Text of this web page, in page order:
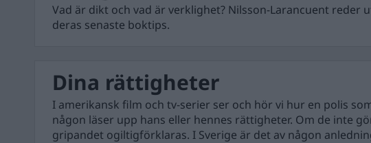
Vad är dikt och vad är verklighet? Nilsson-Larancuent reder
deras senaste boktips.
Dina rättigheter
I amerikansk film och tv-serier ser och hör vi hur en polis
någon läser upp hans eller hennes rättigheter. Om de inte
gripandet ogiltigförklaras. I Sverige är det av någon